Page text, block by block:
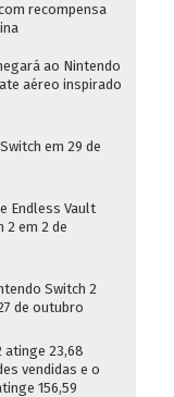
recompensa
ao Nintendo
aéreo inspirado
em 29 de
Endless Vault
2 em 2 de
Switch 2
de outubro
atinge 23,68
vendidas e o
156,59